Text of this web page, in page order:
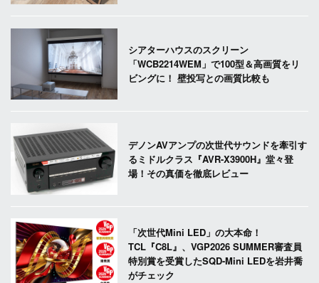
シアターハウスのスクリーン
「WCB2214WEM」で100型＆高画質をリ
ビングに！ 壁投写との画質比較も
デノンAVアンプの次世代サウンドを牽引す
るミドルクラス『AVR-X3900H』堂々登
場！その真価を徹底レビュー
「次世代Mini LED」の大本命！
TCL『C8L』、VGP2026 SUMMER審査員
特別賞を受賞したSQD-Mini LEDを岩井喬
がチェック